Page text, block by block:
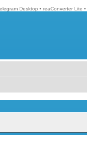
Desktop • reaConverter Lite •